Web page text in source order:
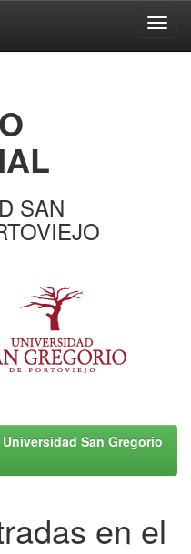
SAN
San Gregorio
en el